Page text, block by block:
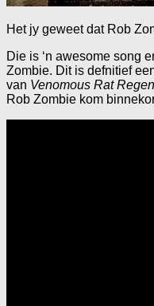
Het jy geweet dat Rob
Die is ‘n awesome song
Zombie. Dit is defnitief
van Venomous Rat
Rob Zombie kom